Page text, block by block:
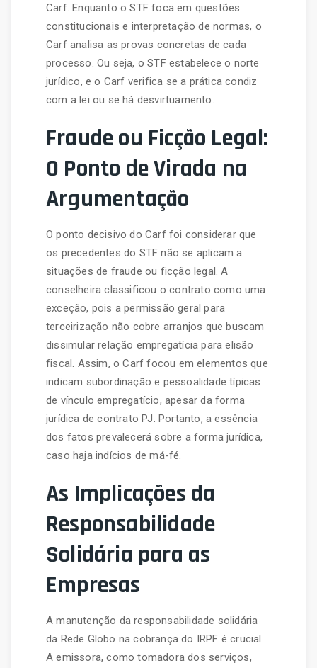
Carf. Enquanto o STF foca em questões
constitucionais e interpretação de normas, o
Carf analisa as provas concretas de cada
processo. Ou seja, o STF estabelece o norte
jurídico, e o Carf verifica se a prática condiz
com a lei ou se há desvirtuamento.
Fraude ou Ficção Legal:
O Ponto de Virada na
Argumentação
O ponto decisivo do Carf foi considerar que
os precedentes do STF não se aplicam a
situações de fraude ou ficção legal. A
conselheira classificou o contrato como uma
exceção, pois a permissão geral para
terceirização não cobre arranjos que buscam
dissimular relação empregatícia para elisão
fiscal. Assim, o Carf focou em elementos que
indicam subordinação e pessoalidade típicas
de vínculo empregatício, apesar da forma
jurídica de contrato PJ. Portanto, a essência
dos fatos prevalecerá sobre a forma jurídica,
caso haja indícios de má-fé.
As Implicações da
Responsabilidade
Solidária para as
Empresas
A manutenção da responsabilidade solidária
da Rede Globo na cobrança do IRPF é crucial.
A emissora, como tomadora dos serviços,